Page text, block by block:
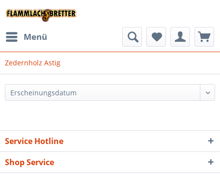
Menü
Zedernholz Astig
Service Hotline
Shop Service